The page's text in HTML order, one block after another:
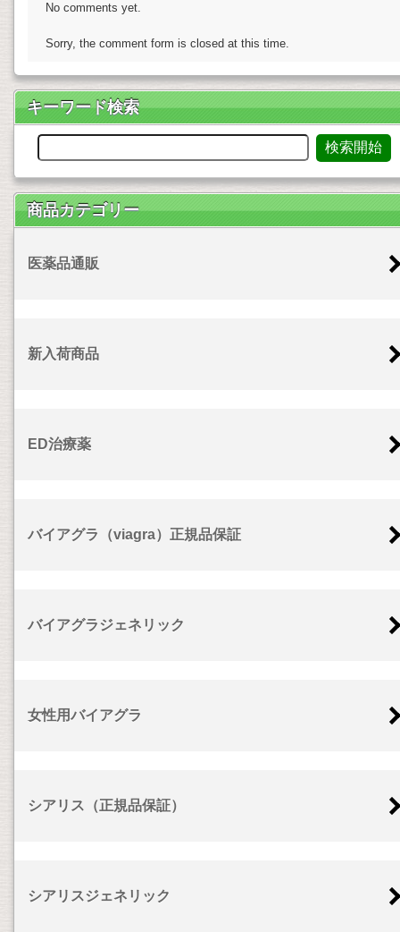
No comments yet.
Sorry, the comment form is closed at this time.
キーワード検索
商品カテゴリー
医薬品通販
新入荷商品
ED治療薬
バイアグラ（viagra）正規品保証
バイアグラジェネリック
女性用バイアグラ
シアリス（正規品保証）
シアリスジェネリック